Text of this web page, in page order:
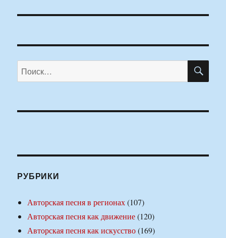
Искать:
РУБРИКИ
Авторская песня в регионах(107)
Авторская песня как движение(120)
Авторская песня как искусство(169)